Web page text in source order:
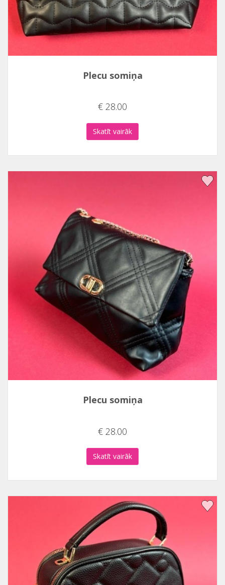
Plecu somiņa
€ 28.00
Skatīt vairāk
Plecu somiņa
€ 28.00
Skatīt vairāk